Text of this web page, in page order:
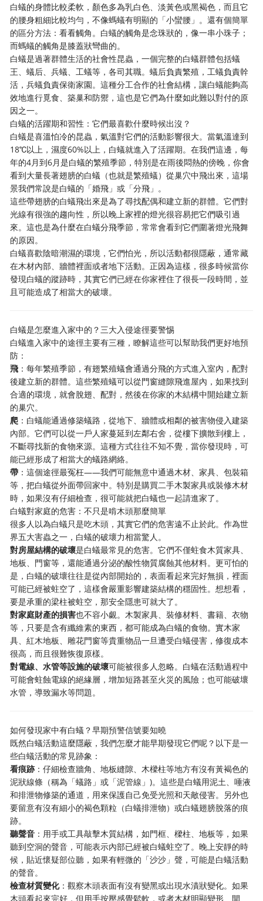
白蟻的身體比較柔軟，顏色多為乳白色、淡黃色或黑褐色，而且它
的腰身粗細比較均勻，不像螞蟻有明顯的「小蠻腰」。還有個簡單
的區分方法：看看觸角。白蟻的觸角是念珠狀的，像一串小珠子；
而螞蟻的觸角是膝蓋狀彎曲的。
白蟻是過著群體生活的社會性昆蟲，一個完整的白蟻群體包括蟻
王、蟻后、兵蟻、工蟻等，各司其職。蟻后負責繁殖，工蟻負責幹
活，兵蟻負責保衛家園。這種分工合作的社會結構，讓白蟻能夠高
效地進行覓食、築巢和防禦，這也是它們為什麼如此難以對付的原
因之一。
白蟻的活躍期和習性：它們最喜歡什麼時候出沒？
白蟻是喜溫怕冷的昆蟲，氣溫對它們的活動影響很大。當氣溫達到
18℃以上，濕度60%以上，白蟻就進入了活躍期。在我們這邊，每
年的4月到6月是白蟻的繁殖季節，特別是在雨後悶熱的傍晚，你會
看到大量長著翅膀的白蟻（也就是繁殖蟻）從巢穴中飛出來，這場
景我們常說是白蟻的「婚飛」或「分飛」。
這些帶翅膀的白蟻飛出來是為了尋找配偶和建立新的群體。它們對
光線有很強的趨向性，所以晚上家裡的燈光很容易把它們吸引過
來。這也是為什麼在白蟻分飛季節，常常會看到它們圍著燈光飛舞
的原因。
白蟻喜歡陰暗潮濕的環境，它們怕光，所以活動都很隱蔽，通常藏
在木材內部、牆體裡面或者地下活動。正因為這樣，很多時候當你
發現白蟻的蹤跡時，其實它們已經在你家裡住了很長一段時間，並
且可能造成了相當大的破壞。
白蟻是怎麼進入家中的？三大入侵途徑要警惕
白蟻進入家中的途徑主要有三種，瞭解這些可以幫助我們更好地預
防：
飛 ：每年繁殖季節，有翅繁殖蟻會通過分飛的方式進入室內，配對
後建立新的群體。這些繁殖蟻可以從門窗縫隙飛進屋內，如果找到
合適的環境，就會脫翅、配對，然後在你家的木結構中開始建立新
的巢穴。
爬 ：白蟻能通過修築蟻路，從地下、牆體或相鄰的被害物侵入建築
內部。它們可以從一戶人家蔓延到左鄰右舍，從樓下擴散到樓上，
不斷尋找新的食物來源。這種方式往往不知不覺，當你發現時，可
能已經形成了相當大的蟻路網絡。
帶 ：這個途徑最冤枉——我們可能無意中通過木材、家具、包裝箱
等，把白蟻從外面帶回家中。特別是購買二手木製家具或裝修木材
時，如果沒有仔細檢查，很可能就把白蟻也一起請進家了。
白蟻對家庭的危害：不只是啃木頭那麼簡單
很多人以為白蟻只是吃木頭，其實它們的危害遠不止於此。作為世
界五大害蟲之一，白蟻的破壞力相當驚人。
對房屋結構的破壞是白蟻最常見的危害。它們不僅蛀食木質家具、
地板、門窗等，還能通過分泌的酸性物質腐蝕其他材料。更可怕的
是，白蟻的破壞往往是從內部開始的，表面看起來完好無損，裡面
可能已經被蛀空了，這樣會嚴重影響建築結構的穩固性。想想看，
要是承重的梁柱被蛀空，那安全隱患可就大了。
對家庭財產的損害也不容小覷。木製家具、裝修材料、書籍、衣物
等，只要是含有纖維素的東西，都可能成為白蟻的食物。實木家
具、紅木地板、雕花門窗等貴重物品一旦遭受白蟻侵害，修復成本
很高，而且很難恢復原樣。
對電線、水管等設施的破壞可能被很多人忽略。白蟻在活動過程中
可能會蛀蝕電線的絕緣層，增加短路甚至火災的風險；也可能破壞
水管，導致漏水等問題。
如何發現家中有白蟻？早期預警信號要知曉
既然白蟻活動這麼隱蔽，我們怎麼才能早期發現它們呢？以下是一
些白蟻活動的常見跡象：
看痕跡 ：仔細檢查牆角、地板縫隙、木樑柱等地方有沒有黃褐色的
泥狀線條（稱為「蟻路」或「泥管線」)。這些是白蟻用泥土、唾液
和排泄物修築的通道，用來保護自己免受光照和天敵侵害。另外也
要留意有沒有細小的褐色顆粒（白蟻排泄物）或白蟻翅膀脫落的痕
跡。
聽聲音 ：用手或工具敲擊木質結構，如門框、樑柱、地板等，如果
聽到空洞的聲音，可能表示內部已經被白蟻蛀空了。晚上安靜的時
候，貼近懷疑部位聽，如果有輕微的「沙沙」聲，可能是白蟻活動
的聲音。
檢查材質變化：觀察木頭表面有沒有變黑或出現水漬狀變化。如果
木頭看起來完好，但用手按壓感覺鬆軟，或者木材明顯變形、開